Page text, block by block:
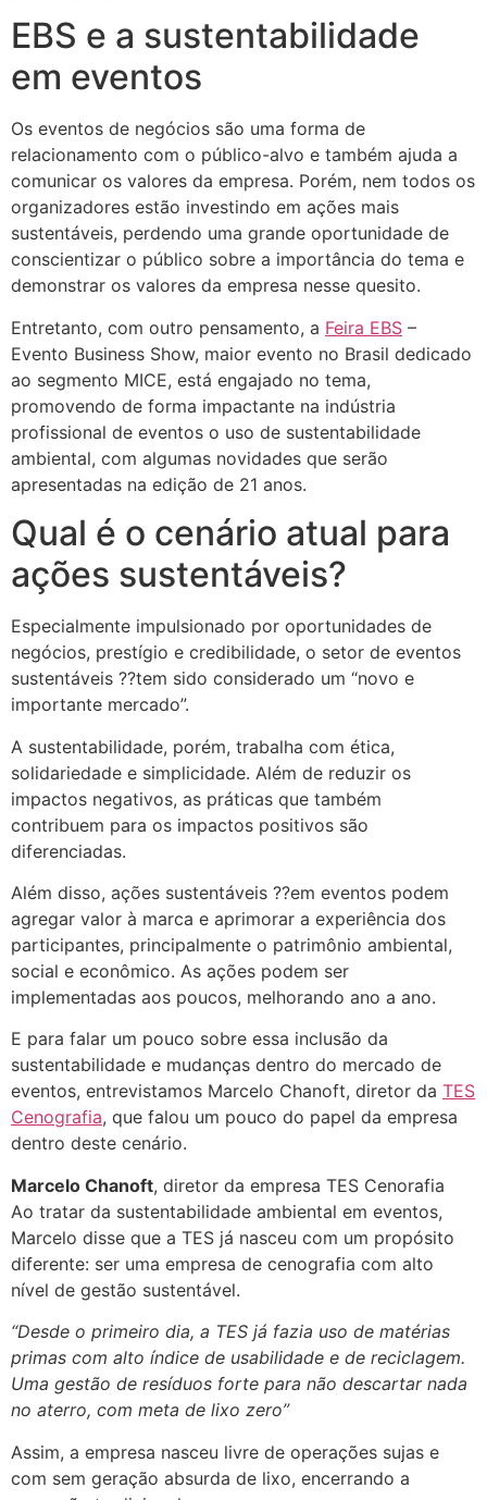
EBS e a sustentabilidade
em eventos
Os eventos de negócios são uma forma de
relacionamento com o público-alvo e também ajuda a
comunicar os valores da empresa. Porém, nem todos os
organizadores estão investindo em ações mais
sustentáveis, perdendo uma grande oportunidade de
conscientizar o público sobre a importância do tema e
demonstrar os valores da empresa nesse quesito.
Entretanto, com outro pensamento, a Feira EBS –
Evento Business Show, maior evento no Brasil dedicado
ao segmento MICE, está engajado no tema,
promovendo de forma impactante na indústria
profissional de eventos o uso de sustentabilidade
ambiental, com algumas novidades que serão
apresentadas na edição de 21 anos.
Qual é o cenário atual para
ações sustentáveis?
Especialmente impulsionado por oportunidades de
negócios, prestígio e credibilidade, o setor de eventos
sustentáveis ??tem sido considerado um “novo e
importante mercado”.
A sustentabilidade, porém, trabalha com ética,
solidariedade e simplicidade. Além de reduzir os
impactos negativos, as práticas que também
contribuem para os impactos positivos são
diferenciadas.
Além disso, ações sustentáveis ??em eventos podem
agregar valor à marca e aprimorar a experiência dos
participantes, principalmente o patrimônio ambiental,
social e econômico. As ações podem ser
implementadas aos poucos, melhorando ano a ano.
E para falar um pouco sobre essa inclusão da
sustentabilidade e mudanças dentro do mercado de
eventos, entrevistamos Marcelo Chanoft, diretor da TES
Cenografia, que falou um pouco do papel da empresa
dentro deste cenário.
Marcelo Chanoft, diretor da empresa TES Cenorafia
Ao tratar da sustentabilidade ambiental em eventos,
Marcelo disse que a TES já nasceu com um propósito
diferente: ser uma empresa de cenografia com alto
nível de gestão sustentável.
“Desde o primeiro dia, a TES já fazia uso de matérias
primas com alto índice de usabilidade e de reciclagem.
Uma gestão de resíduos forte para não descartar nada
no aterro, com meta de lixo zero”
Assim, a empresa nasceu livre de operações sujas e
com sem geração absurda de lixo, encerrando a